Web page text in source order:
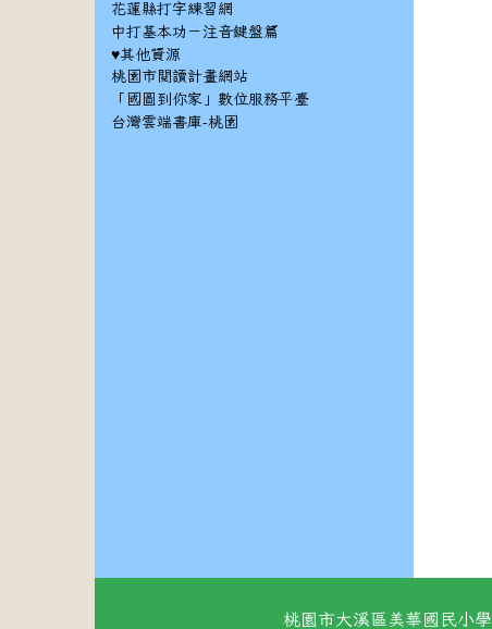
花蓮縣打字練習網
中打基本功－注音鍵盤篇
♥其他資源
桃園市閱讀計畫網站
「國圖到你家」數位服務平臺
台灣雲端書庫-桃園
桃園市大溪區美華國民小